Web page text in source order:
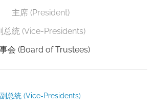
主席 (President)
总统 (Vice-Presidents)
会 (Board of Trustees)
副总统 (Vice-Presidents)